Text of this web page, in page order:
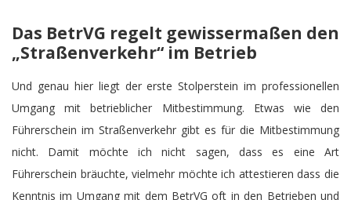
Das BetrVG regelt gewissermaßen den
„Straßenverkehr“ im Betrieb
Und genau hier liegt der erste Stolperstein im professionellen
Umgang mit betrieblicher Mitbestimmung. Etwas wie den
Führerschein im Straßenverkehr gibt es für die Mitbestimmung
nicht. Damit möchte ich nicht sagen, dass es eine Art
Führerschein bräuchte, vielmehr möchte ich attestieren dass die
Kenntnis im Umgang mit dem BetrVG oft in den Betrieben und